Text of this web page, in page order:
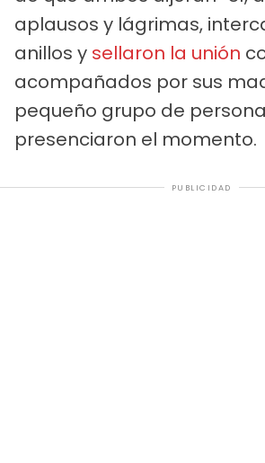
aplausos y lágrimas,
anillos y sellaron la unión
acompañados por sus
pequeño grupo de
presenciaron el momento.
PUBLICIDAD